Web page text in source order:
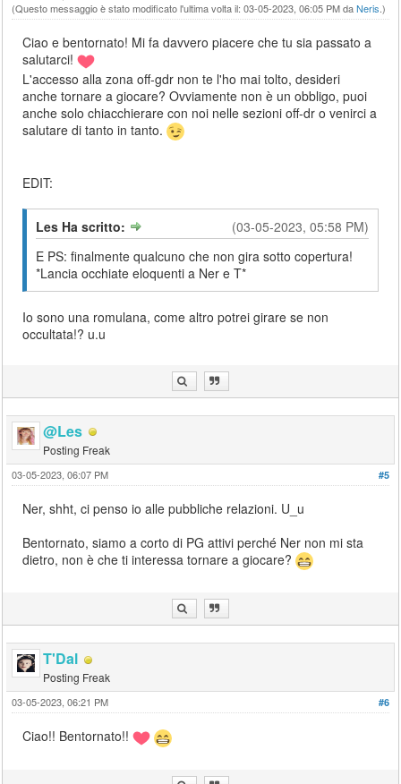
(Questo messaggio è stato modificato l'ultima volta il: 03-05-2023, 06:05 PM daNeris.)
Ciao e bentornato! Mi fa davvero piacere che tu sia passato a
salutarci!
L'accesso alla zona off-gdr non te l'ho mai tolto, desideri
anche tornare a giocare? Ovviamente non è un obbligo, puoi
anche solo chiacchierare con noi nelle sezioni off-dr o venirci a
salutare di tanto in tanto.
EDIT:
(03-05-2023, 05:58 PM)
Les Ha scritto:
E PS: finalmente qualcuno che non gira sotto copertura!
*Lancia occhiate eloquenti a Ner e T*
Io sono una romulana, come altro potrei girare se non
occultata!? u.u
@Les
Posting Freak
#5
03-05-2023, 06:07 PM
Ner, shht, ci penso io alle pubbliche relazioni. U_u
Bentornato, siamo a corto di PG attivi perché Ner non mi sta
dietro, non è che ti interessa tornare a giocare?
T'Dal
Posting Freak
#6
03-05-2023, 06:21 PM
Ciao!! Bentornato!!